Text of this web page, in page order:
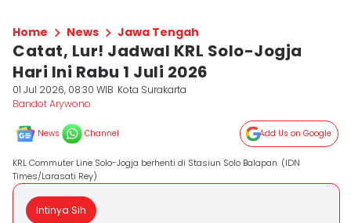
Home News Jawa Tengah
Catat, Lur! Jadwal KRL Solo-Jogja
Hari Ini Rabu 1 Juli 2026
01 Jul 2026, 08:30 WIB Kota Surakarta
Bandot Arywono
News Channel Add Us on Google
KRL Commuter Line Solo-Jogja berhenti di Stasiun Solo Balapan. (IDN
Times/Larasati Rey)
Intinya Sih